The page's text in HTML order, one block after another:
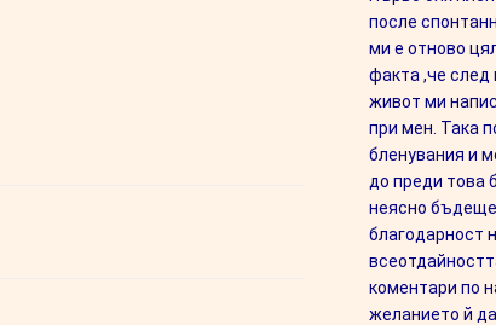
после
ми е отново
факта ,че
живот ми
при мен. Така
бленувания и
до преди това
неясно
благодарност
коментари по
желанието й